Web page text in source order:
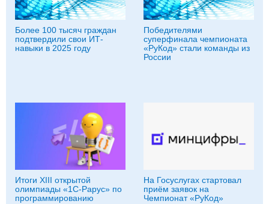
Более 100 тысяч граждан
подтвердили свои ИТ-
навыки в 2025 году
Победителями
суперфинала чемпионата
«РуКод» стали команды из
России
Итоги XIII открытой
олимпиады «1С-Рарус» по
программированию
На Госуслугах стартовал
приём заявок на
Чемпионат «РуКод»